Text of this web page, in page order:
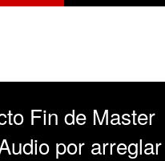
Fin de Master
por arreglar